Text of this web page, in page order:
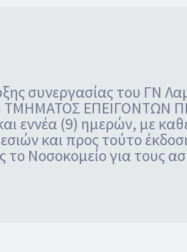
συνεργασίας του ΓΝ
ΕΠΕΙΓΟΝΤΩΝ
εννέα (9) ημερών, με
και προς τούτο
Νοσοκομείο για τους